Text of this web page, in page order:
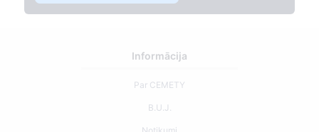
Informācija
Par CEMETY
B.U.J.